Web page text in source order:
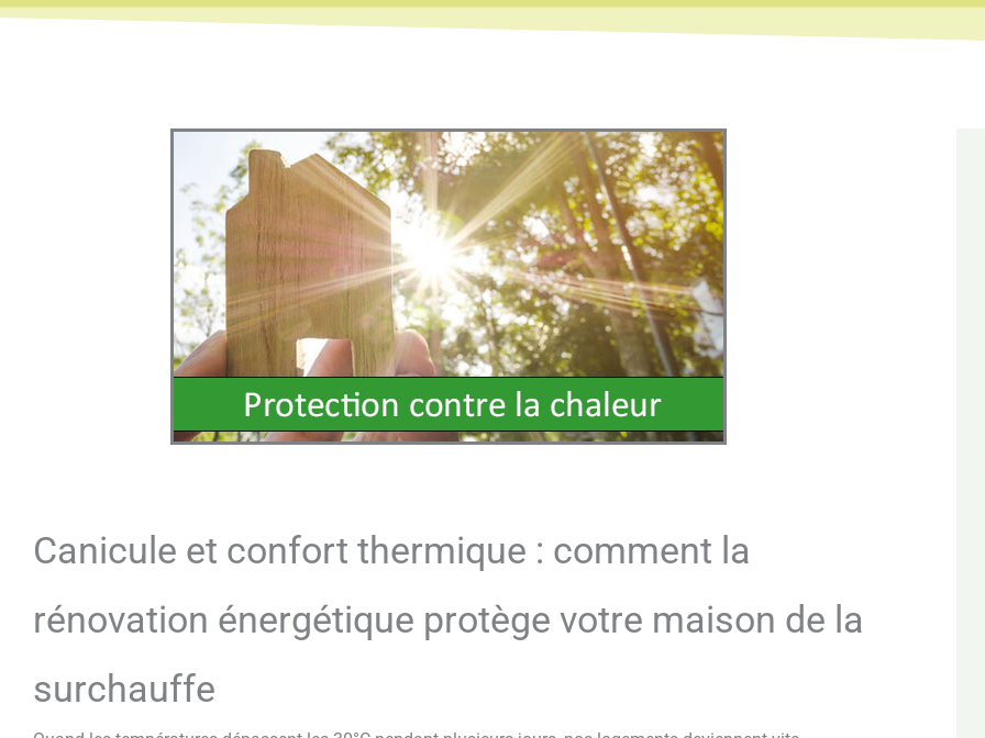
Canicule et confort thermique : comment la
rénovation énergétique protège votre maison de la
surchauffe